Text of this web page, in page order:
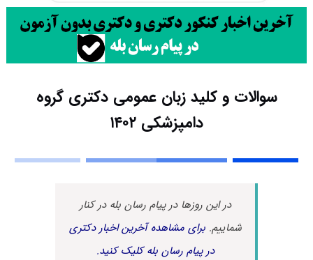
سوالات و کلید زبان عمومی دکتری گروه
دامپزشکی ۱۴۰۲
در این روزها در پیام رسان بله در کنار
شماییم.برای مشاهده آخرین اخبار دکتری
در پیام رسان بله کلیک کنید.